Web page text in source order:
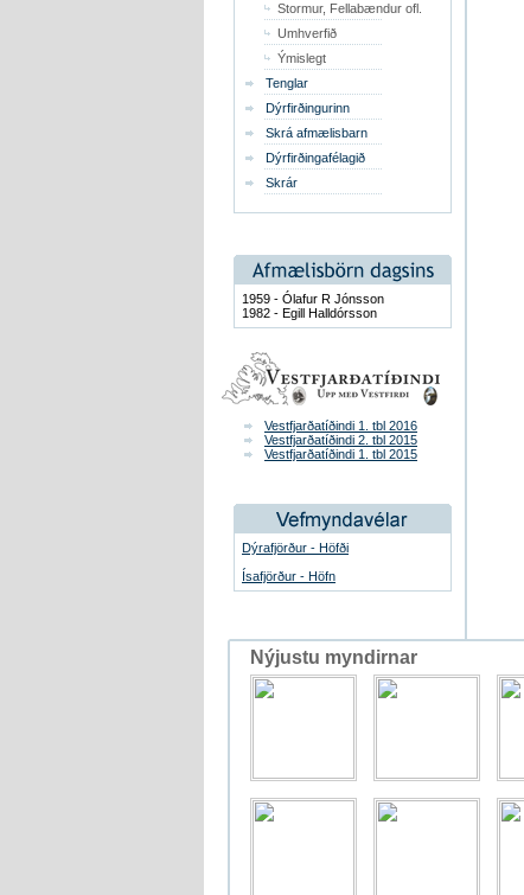
Stormur, Fellabændur ofl.
Umhverfið
Ýmislegt
Tenglar
Dýrfirðingurinn
Skrá afmælisbarn
Dýrfirðingafélagið
Skrár
1959 - Ólafur R Jónsson
1982 - Egill Halldórsson
Vestfjarðatíðindi 1. tbl 2016
Vestfjarðatíðindi 2. tbl 2015
Vestfjarðatíðindi 1. tbl 2015
Dýrafjörður - Höfði
Ísafjörður - Höfn
Nýjustu myndirnar